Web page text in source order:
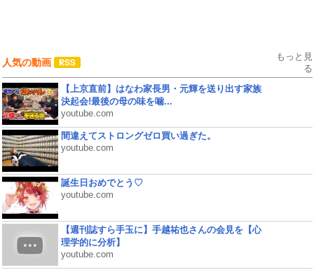
人気の動画
もっと見
る
【上京直前】はなわ家長男・元輝を送り出す家族
決起会!最後の母の味を噛...
youtube.com
間違えてストロングゼロ買い過ぎた。
youtube.com
誕生日おめでとう♡
youtube.com
【週刊誌すら手玉に】手越祐也さんの会見を【心
理学的に分析】
youtube.com